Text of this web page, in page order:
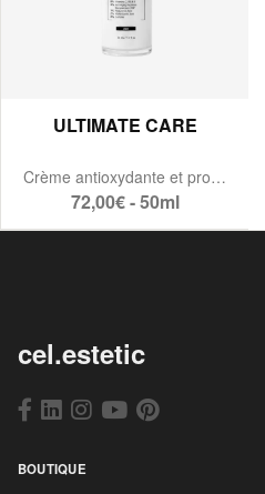
ULTIMATE CARE
Crème antioxydante et protection urbaine
72,00€ - 50ml
cel.estetic
BOUTIQUE